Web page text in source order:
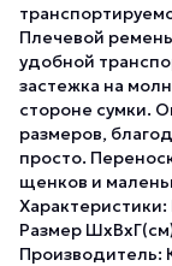
Плечевой
удобной
застежка на
стороне сумки.
размеров,
просто.
щенков и
Размер
Производитель: